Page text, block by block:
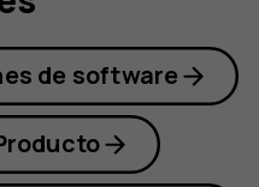
de software